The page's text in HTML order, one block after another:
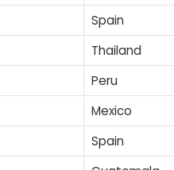
Spain
Thailand
Peru
Mexico
Spain